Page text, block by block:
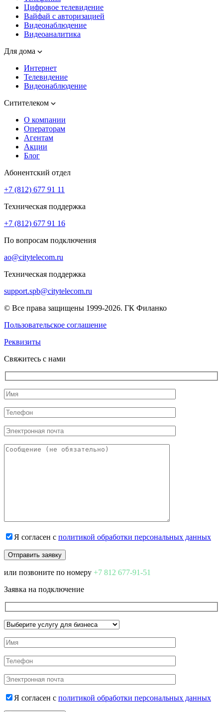
Цифровое телевидение
Вайфай с авторизацией
Видеонаблюдение
Видеоаналитика
Для дома
Интернет
Телевидение
Видеонаблюдение
Ситителеком
О компании
Операторам
Агентам
Акции
Блог
Абонентский отдел
+7 (812) 677 91 11
Техническая поддержка
+7 (812) 677 91 16
По вопросам подключения
ao@citytelecom.ru
Техническая поддержка
support.spb@citytelecom.ru
© Все права защищены 1999-2026. ГК Филанко
Пользовательское соглашение
Реквизиты
Свяжитесь с нами
Я согласен с политикой обработки персональных данных
или позвоните по номеру +7 812 677-91-51
Заявка на подключение
Я согласен с политикой обработки персональных данных